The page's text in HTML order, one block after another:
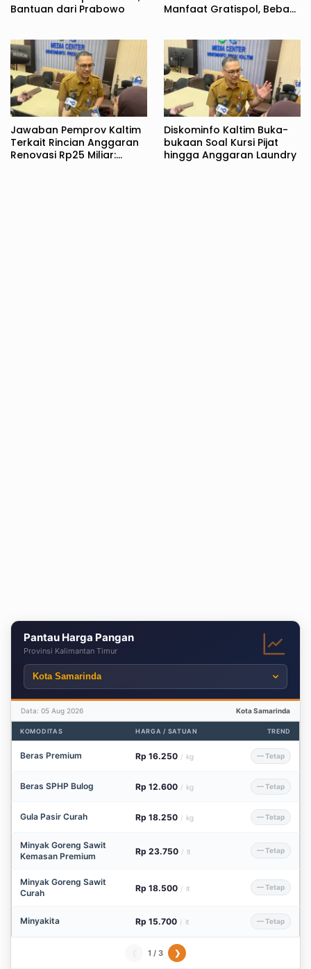
Bantuan dari Prabowo
Manfaat Gratispol, Beban
Jawaban Pemprov Kaltim
Terkait Rincian Anggaran
Renovasi Rp25 Miliar:
Diskominfo Kaltim Buka-
bukaan Soal Kursi Pijat
hingga Anggaran Laundry
Pantau Harga Pangan
Provinsi Kalimantan Timur
Data: 05 Aug 2026 Kota Samarinda
KOMODITAS HARGA / SATUAN TREND
Beras Premium Rp 16.250 / kg — Tetap
Beras SPHP Bulog Rp 12.600 / kg — Tetap
Gula Pasir Curah Rp 18.250 / kg — Tetap
Minyak Goreng Sawit
Kemasan Premium
Rp 23.750 / lt — Tetap
Minyak Goreng Sawit
Curah
Rp 18.500 / lt — Tetap
Minyakita Rp 15.700 / lt — Tetap
1 / 3 ❯